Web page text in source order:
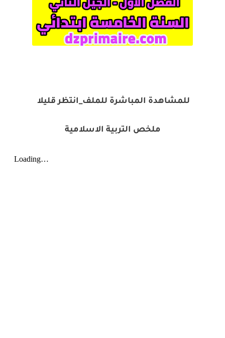
للمشاهدة المباشرة للملف_انتظر قليلا
ملخص التربية الاسلامية